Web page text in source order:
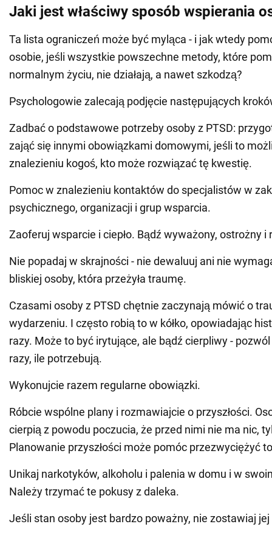
Jaki jest właściwy sposób wspierania
Ta lista ograniczeń może być myląca - i jak wtedy
osobie, jeśli wszystkie powszechne metody, które
normalnym życiu, nie działają, a nawet szkodzą?
Psychologowie zalecają podjęcie następujących
Zadbać o podstawowe potrzeby osoby z PTSD:
zająć się innymi obowiązkami domowymi, jeśli to
znalezieniu kogoś, kto może rozwiązać tę kwestię.
Pomoc w znalezieniu kontaktów do specjalistów w
psychicznego, organizacji i grup wsparcia.
Zaoferuj wsparcie i ciepło. Bądź wyważony, ostrożny i
Nie popadaj w skrajności - nie dewaluuj ani nie
bliskiej osoby, która przeżyła traumę.
Czasami osoby z PTSD chętnie zaczynają mówić o
wydarzeniu. I często robią to w kółko, opowiadając
razy. Może to być irytujące, ale bądź cierpliwy -
razy, ile potrzebują.
Wykonujcie razem regularne obowiązki.
Róbcie wspólne plany i rozmawiajcie o przyszłości.
cierpią z powodu poczucia, że przed nimi nie ma nic,
Planowanie przyszłości może pomóc przezwyciężyć
Unikaj narkotyków, alkoholu i palenia w domu i w
Należy trzymać te pokusy z daleka.
Jeśli stan osoby jest bardzo poważny, nie zostawiaj